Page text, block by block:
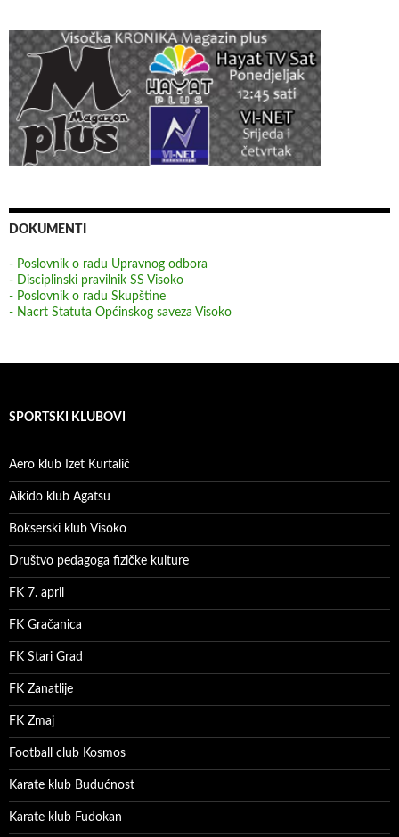
DOKUMENTI
- Poslovnik o radu Upravnog odbora
- Disciplinski pravilnik SS Visoko
- Poslovnik o radu Skupštine
- Nacrt Statuta Općinskog saveza Visoko
SPORTSKI KLUBOVI
Aero klub Izet Kurtalić
Aikido klub Agatsu
Bokserski klub Visoko
Društvo pedagoga fizičke kulture
FK 7. april
FK Gračanica
FK Stari Grad
FK Zanatlije
FK Zmaj
Football club Kosmos
Karate klub Budućnost
Karate klub Fudokan